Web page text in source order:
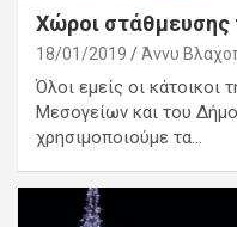
Χώροι στάθμευσης
18/01/2019 Άννυ
Όλοι εμείς οι κάτοικοι
Μεσογείων και του
χρησιμοποιούμε τα…